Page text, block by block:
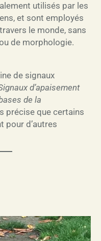
utilisés par les
et sont employés
le monde, sans
de morphologie.
de signaux
d’apaisement
de la
précise que certains
pour d’autres